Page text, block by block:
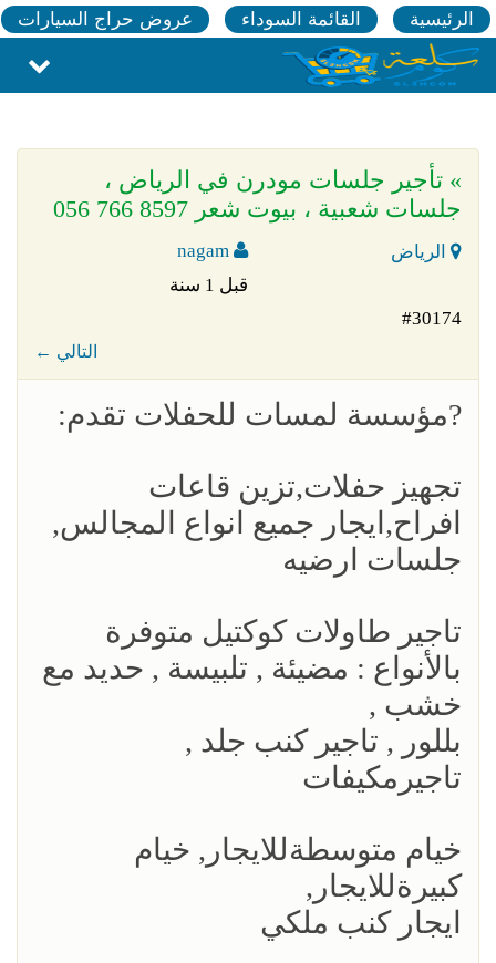
الرئيسية القائمة السوداء عروض حراج السيارات
» تأجير جلسات مودرن في الرياض ،
جلسات شعبية ، بيوت شعر 8597 766 056
الرياض
قبل 1 سنة
#30174
← التالي
?مؤسسة لمسات للحفلات تقدم:
تجهيز حفلات,تزين قاعات
افراح,ايجار جميع انواع المجالس,
جلسات ارضيه
تاجير طاولات كوكتيل متوفرة
بالأنواع : مضيئة , تلبيسة , حديد مع
خشب ,
بللور , تاجير كنب جلد ,
تاجيرمكيفات
خيام متوسطةللايجار, خيام
كبيرةللايجار,
ايجار كنب ملكي